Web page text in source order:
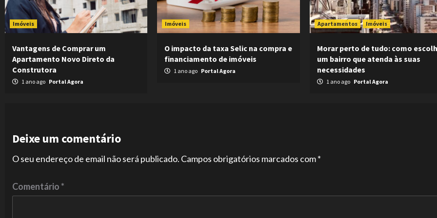
Imóveis
Vantagens de Comprar um
Apartamento Novo Direto da
Construtora
1 ano ago Portal Agora
Imóveis
O impacto da taxa Selic na compra e
financiamento de imóveis
1 ano ago Portal Agora
Apartamentos Imóveis
Morar perto de tudo: como
um bairro que atenda às suas
necessidades
1 ano ago Portal Agora
Deixe um comentário
O seu endereço de email não será publicado. Campos obrigatórios marcados com*
Comentário*